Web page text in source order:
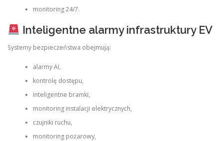
monitoring 24/7.
Inteligentne alarmy infrastruktury EV
Systemy bezpieczeństwa obejmują:
alarmy AI,
kontrolę dostępu,
inteligentne bramki,
monitoring instalacji elektrycznych,
czujniki ruchu,
monitoring pożarowy,